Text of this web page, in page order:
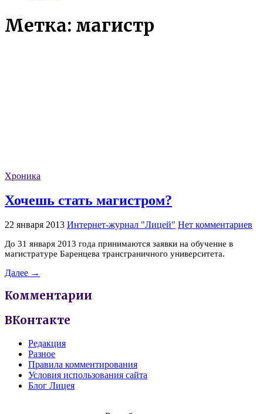
Метка: магистр
Хроника
Хочешь стать магистром?
22 января 2013 Интернет-журнал "Лицей" Нет комментариев
До 31 января 2013 года принимаются заявки на обучение в
магистратуре Баренцева трансграничного университета.
Далее →
Комментарии
ВКонтакте
Редакция
Разное
Правила комментирования
Условия использования сайта
Блог Лицея